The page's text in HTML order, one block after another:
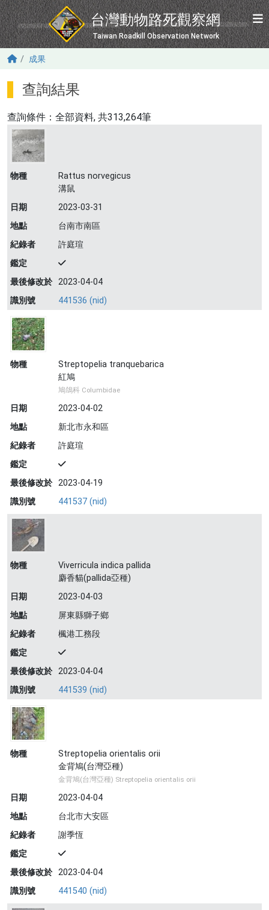
移至主內容
台灣動物路死觀察網
Taiwan Roadkill Observation Network
成果
查詢結果
查詢條件： 全部資料, 共313,264筆
物種
Rattus norvegicus
溝鼠
日期
2023-03-31
地點
台南市南區
紀錄者
許庭瑄
鑑定
最後修改於 2023-04-04
識別號
441536 (nid)
物種
Streptopelia tranquebarica
紅鳩
鳩鴿科 Columbidae
日期
2023-04-02
地點
新北市永和區
紀錄者
許庭瑄
鑑定
最後修改於 2023-04-19
識別號
441537 (nid)
物種
Viverricula indica pallida
麝香貓(pallida亞種)
日期
2023-04-03
地點
屏東縣獅子鄉
紀錄者
楓港工務段
鑑定
最後修改於 2023-04-04
識別號
441539 (nid)
物種
Streptopelia orientalis orii
金背鳩(台灣亞種)
金背鳩(台灣亞種) Streptopelia orientalis orii
日期
2023-04-04
地點
台北市大安區
紀錄者
謝季恆
鑑定
最後修改於 2023-04-04
識別號
441540 (nid)